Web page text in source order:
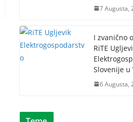
7 Augusta,
I zvanično
RiTE
Slovenije u
6 Augusta,